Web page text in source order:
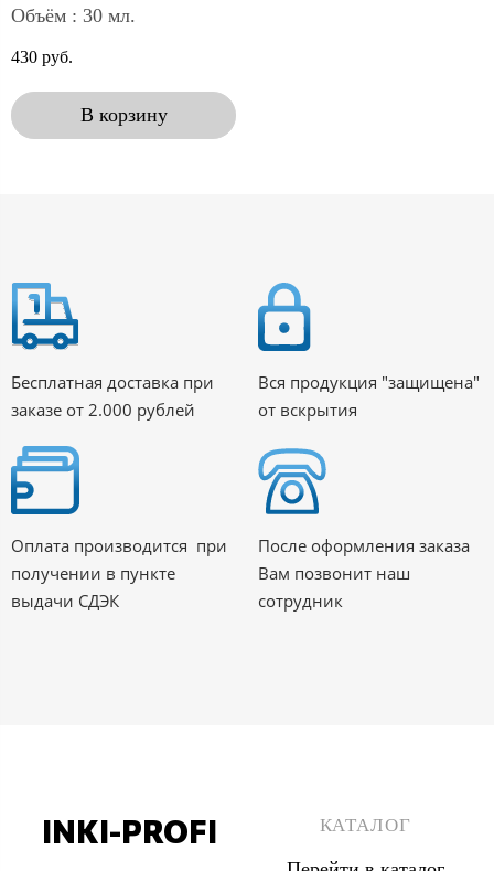
Объём : 30 мл.
430 руб.
В корзину
Бесплатная доставка при
заказе от 2.000 рублей
Вся продукция "защищена"
от вскрытия
Оплата производится при
получении в пункте
выдачи СДЭК
После оформления заказа
Вам позвонит наш
сотрудник
INKI-PROFI КАТАЛОГ